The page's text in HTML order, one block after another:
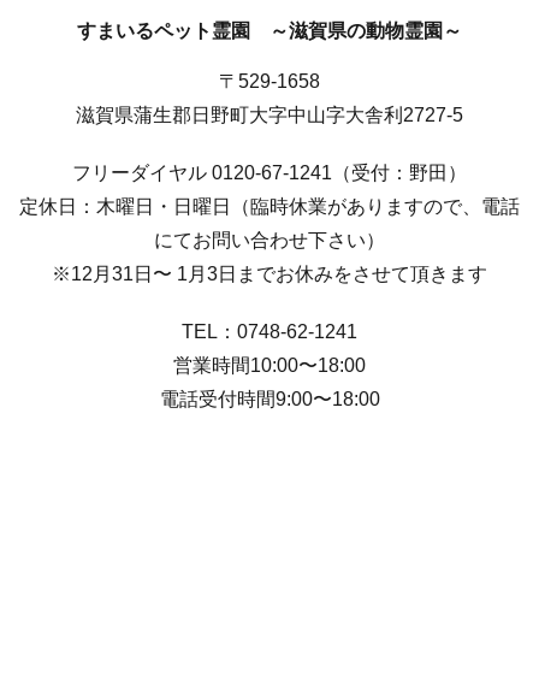
すまいるペット霊園 ～滋賀県の動物霊園～
〒529-1658
滋賀県蒲生郡日野町大字中山字大舎利2727-5
フリーダイヤル 0120-67-1241（受付：野田）
定休日：木曜日・日曜日（臨時休業がありますので、電話
にてお問い合わせ下さい）
※12月31日〜 1月3日までお休みをさせて頂きます
TEL：0748-62-1241
営業時間10:00〜18:00
電話受付時間9:00〜18:00